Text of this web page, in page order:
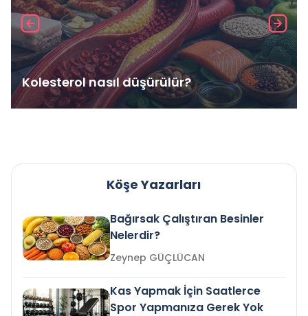
Kolesterol nasıl düşürülür?
Köşe Yazarları
Bağırsak Çalıştıran Besinler
Nelerdir?
Zeynep GÜÇLÜCAN
Kas Yapmak İçin Saatlerce
Spor Yapmanıza Gerek Yok